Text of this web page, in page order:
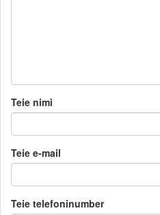
Teie nimi
Teie e-mail
Teie telefoninumber